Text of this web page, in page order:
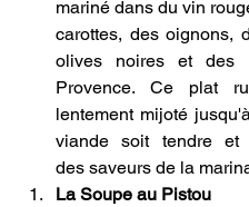
mariné dans du vin
carottes, des oignons,
olives noires et des
Provence. Ce plat
lentement mijoté
viande soit tendre et
des saveurs de la
La Soupe au Pistou